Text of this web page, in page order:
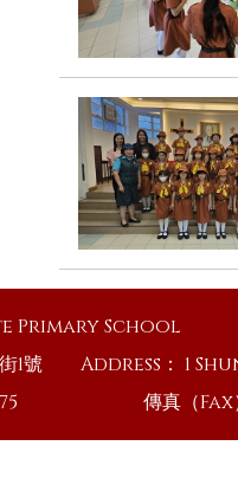
Primary School
1號 Address： 1
傳真（Fax